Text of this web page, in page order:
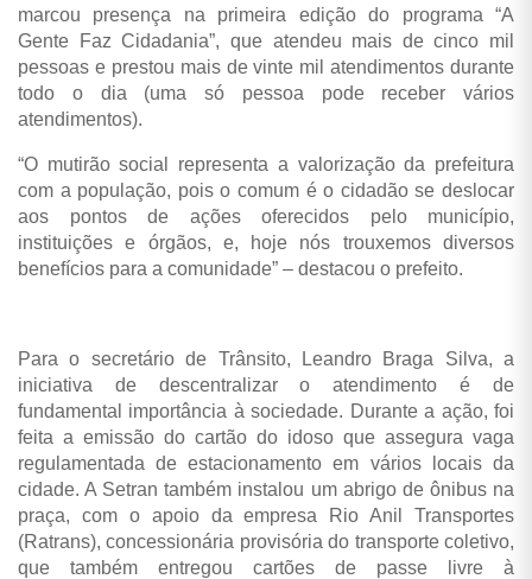
marcou presença na primeira edição do programa “A
Gente Faz Cidadania”, que atendeu mais de cinco mil
pessoas e prestou mais de vinte mil atendimentos durante
todo o dia (uma só pessoa pode receber vários
atendimentos).
“O mutirão social representa a valorização da prefeitura
com a população, pois o comum é o cidadão se deslocar
aos pontos de ações oferecidos pelo município,
instituições e órgãos, e, hoje nós trouxemos diversos
benefícios para a comunidade” – destacou o prefeito.
Para o secretário de Trânsito, Leandro Braga Silva, a
iniciativa de descentralizar o atendimento é de
fundamental importância à sociedade. Durante a ação, foi
feita a emissão do cartão do idoso que assegura vaga
regulamentada de estacionamento em vários locais da
cidade. A Setran também instalou um abrigo de ônibus na
praça, com o apoio da empresa Rio Anil Transportes
(Ratrans), concessionária provisória do transporte coletivo,
que também entregou cartões de passe livre à